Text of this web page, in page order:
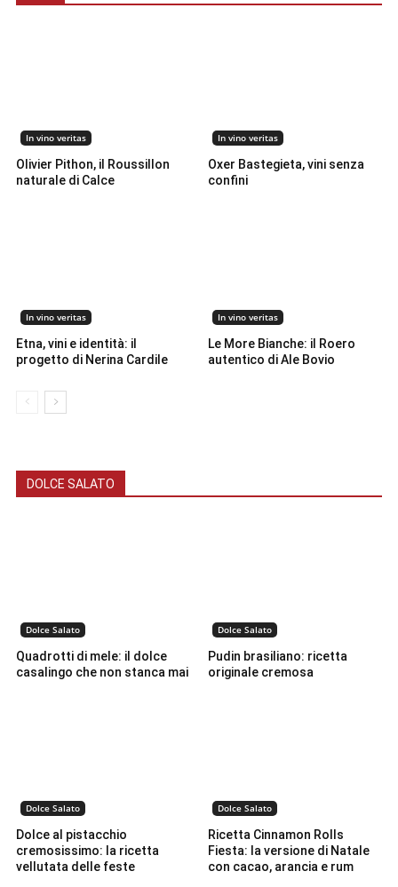
In vino veritas
Olivier Pithon, il Roussillon
naturale di Calce
In vino veritas
Oxer Bastegieta, vini senza
confini
In vino veritas
Etna, vini e identità: il
progetto di Nerina Cardile
In vino veritas
Le More Bianche: il Roero
autentico di Ale Bovio
DOLCE SALATO
Dolce Salato
Quadrotti di mele: il dolce
casalingo che non stanca mai
Dolce Salato
Pudin brasiliano: ricetta
originale cremosa
Dolce Salato
Dolce al pistacchio
cremosissimo: la ricetta
vellutata delle feste
Dolce Salato
Ricetta Cinnamon Rolls
Fiesta: la versione di Natale
con cacao, arancia e rum